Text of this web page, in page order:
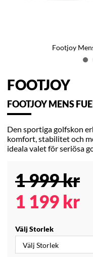
Footjoy
FOOTJOY
FOOTJOY MENS
Den sportiga golfskon
komfort, stabilitet och
ideala valet för seriösa
1 999kr
1 199 kr
Välj Storlek